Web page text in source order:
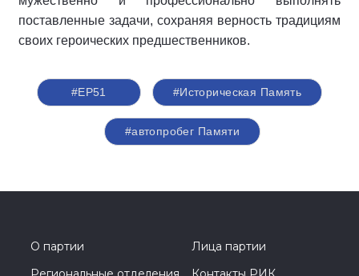
поставленные задачи, сохраняя верность традициям
своих героических предшественников.
#ЕР51 #Историческая Память
#автопробег Памяти
О партии
Лица партии